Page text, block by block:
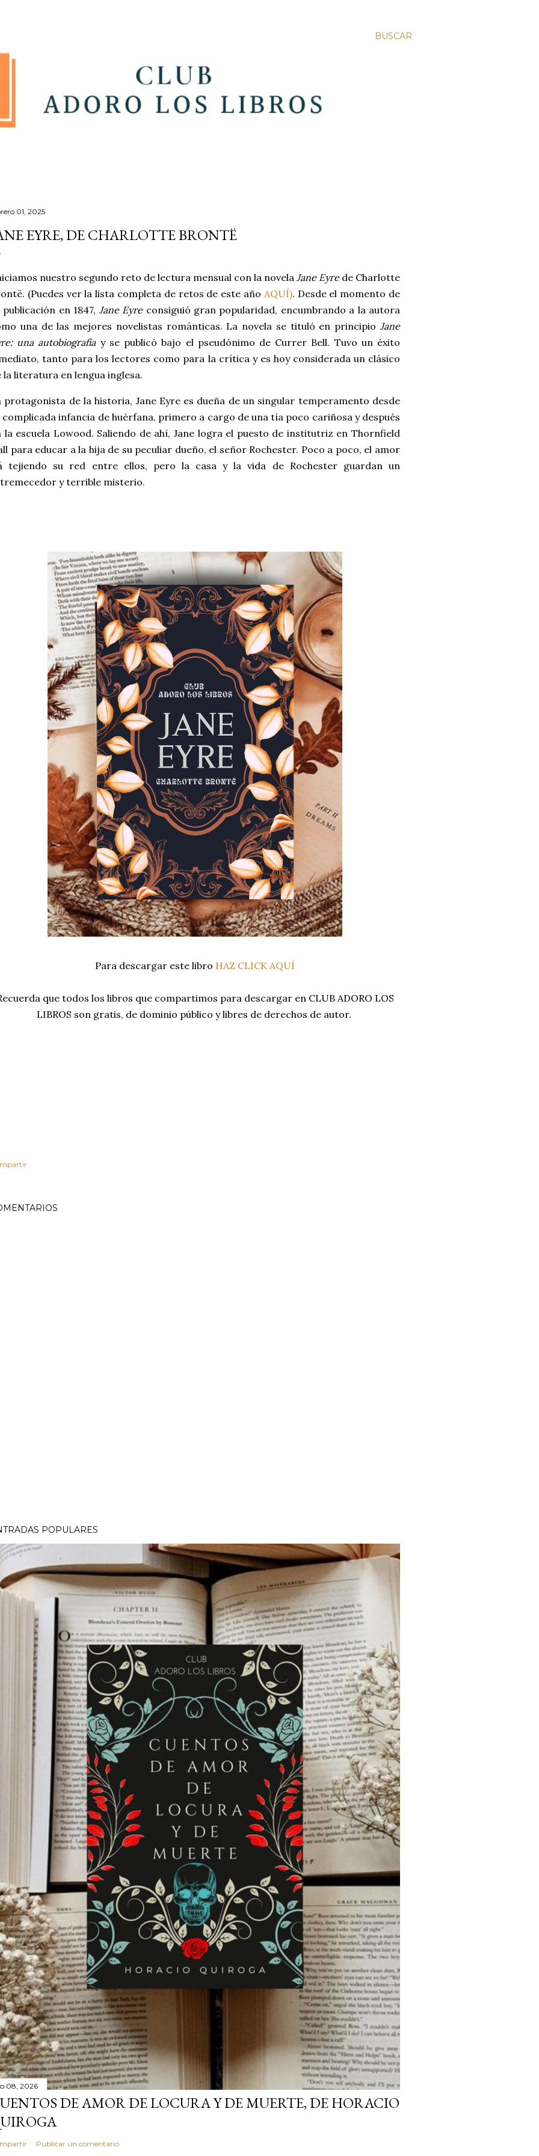
BUSCAR
01, 2025
EYRE, DE CHARLOTTE BRONTË
nuestro segundo reto de lectura mensual con la novela Jane Eyrede Charlotte
(Puedes ver la lista completa de retos de este año AQUÍ). Desde el momento de
publicación en 1847, Jane Eyreconsiguió gran popularidad, encumbrando a la autora
una de las mejores novelistas románticas. La novela se tituló en principio Jane
una autobiografíay se publicó bajo el pseudónimo de Currer Bell. Tuvo un éxito
tanto para los lectores como para la crítica y es hoy considerada un clásico
la literatura en lengua inglesa.
protagonista de la historia, Jane Eyre es dueña de un singular temperamento desde
complicada infancia de huérfana, primero a cargo de una tía poco cariñosa y después
la escuela Lowood. Saliendo de ahí, Jane logra el puesto de institutriz en Thornfield
para educar a la hija de su peculiar dueño, el señor Rochester. Poco a poco, el amor
tejiendo su red entre ellos, pero la casa y la vida de Rochester guardan un
y terrible misterio.
Para descargar este libro HAZ CLICK AQUÍ
que todos los libros que compartimos para descargar en CLUB ADORO LOS
LIBROS son gratis, de dominio público y libres de derechos de autor.
POPULARES
08, 2026
DE AMOR DE LOCURA Y DE MUERTE, DE HORACIO
Publicar un comentario